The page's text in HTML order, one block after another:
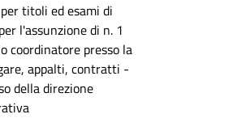
titoli ed esami di
l'assunzione di n. 1
coordinatore presso la
appalti, contratti -
della direzione